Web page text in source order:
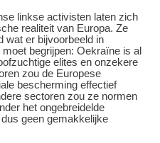
linkse activisten laten zich
realiteit van Europa. Ze
wat er bijvoorbeeld in
begrijpen: Oekraïne is al
elites en onzekere
zou de Europese
bescherming effectief
sectoren zou ze normen
het ongebreidelde
geen gemakkelijke